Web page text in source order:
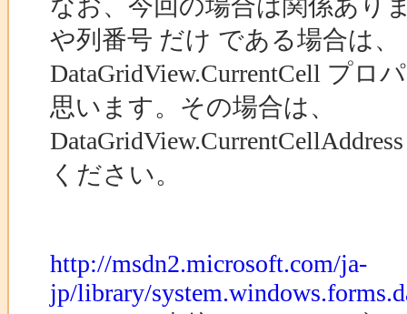
なお、今回の場合は関係あり
や列番号 だけ である場合は、
DataGridView.CurrentCell プ
思います。その場合は、
ください。
http://msdn2.microsoft.com/ja-
jp/library/